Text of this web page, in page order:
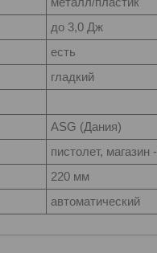
до 3,0 Дж
есть
гладкий
ASG (Дания)
пистолет, магазин
220 мм
автоматический